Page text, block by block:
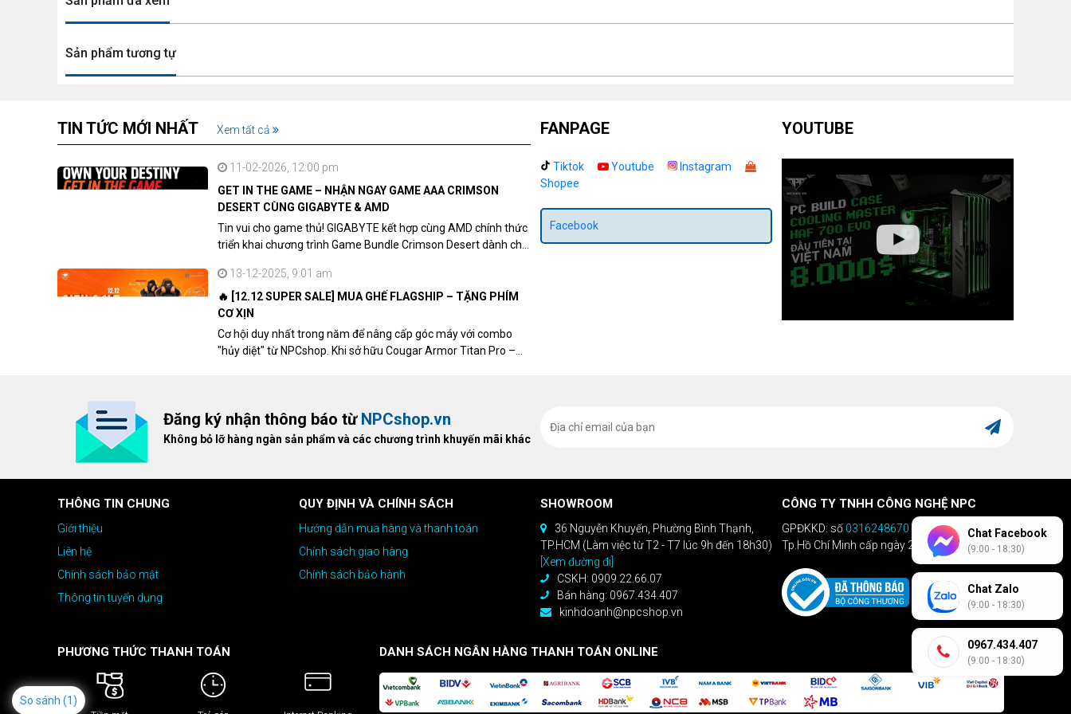
Sản phẩm tương tự
TIN TỨC MỚI NHẤT Xem tất cả
11-02-2026, 12:00 pm
GET IN THE GAME – NHẬN NGAY GAME AAA CRIMSON
DESERT CÙNG GIGABYTE & AMD
Tin vui cho game thủ! GIGABYTE kết hợp cùng AMD chính thức
triển khai chương trình Game Bundle Crimson Desert dành cho
13-12-2025, 9:01 am
🔥 [12.12 SUPER SALE] MUA GHẾ FLAGSHIP – TẶNG PHÍM
CƠ XỊN
Cơ hội duy nhất trong năm để nâng cấp góc máy với combo
"hủy diệt" từ NPCshop. Khi sở hữu Cougar Armor Titan Pro –
FANPAGE
Tiktok Youtube
Instagram
Shopee
Facebook
YOUTUBE
Đăng ký nhận thông báo từ NPCshop.vn
Không bỏ lỡ hàng ngàn sản phẩm và các chương trình khuyến mãi khác
THÔNG TIN CHUNG
Giới thiệu
Liên hệ
Chính sách bảo mật
Thông tin tuyển dụng
QUY ĐỊNH VÀ CHÍNH SÁCH
Hướng dẫn mua hàng và thanh toán
Chính sách giao hàng
Chính sách bảo hành
SHOWROOM
36 Nguyễn Khuyến, Phường Bình Thạnh,
TP.HCM (Làm việc từ T2 - T7 lúc 9h đến 18h30)
[Xem đường đi]
CSKH: 0909.22.66.07
Bán hàng: 0967.434.407
kinhdoanh@npcshop.vn
CÔNG TY TNHH CÔNG NGHỆ NPC
GPĐKKD: số 0316248670 do Sở KHĐT
Tp.Hồ Chí Minh cấp ngày 28/04/2020
PHƯƠNG THỨC THANH TOÁN DANH SÁCH NGÂN HÀNG THANH TOÁN ONLINE
Chat Facebook
(9:00 - 18:30)
Chat Zalo
(9:00 - 18:30)
0967.434.407
(9:00 - 18:30)
So sánh (1)